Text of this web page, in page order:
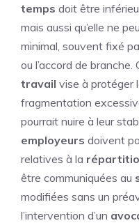
temps doit être
mais aussi qu’elle ne
minimal, souvent fixé
ou l’accord de branche.
travail vise à protéger
fragmentation
pourrait nuire à leur
employeurs doivent
relatives à la
être communiquées au
modifiées sans un
l’intervention d’un